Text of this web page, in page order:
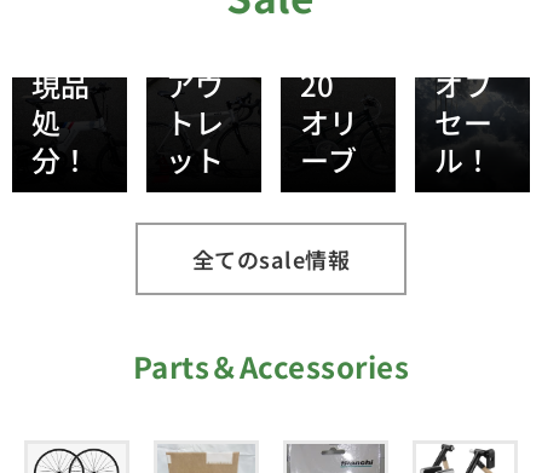
現品
処
分！
アウ
トレ
ット
シテ
20
オリ
ーブ
オフ
セー
ル！
全てのsale情報
Parts＆Accessories